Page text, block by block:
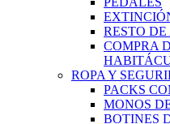
RESTO DE
COMPRA
ROPA Y
PACKS
MONOS
BOTINES